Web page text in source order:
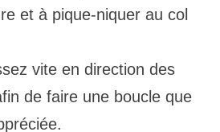
et à pique-niquer au col
vite en direction des
de faire une boucle que